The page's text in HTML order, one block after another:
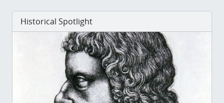
Historical Spotlight